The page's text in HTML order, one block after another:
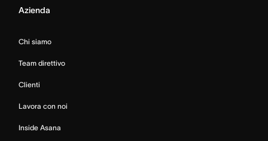
Azienda
Chi siamo
Team direttivo
Clienti
Lavora con noi
Inside Asana